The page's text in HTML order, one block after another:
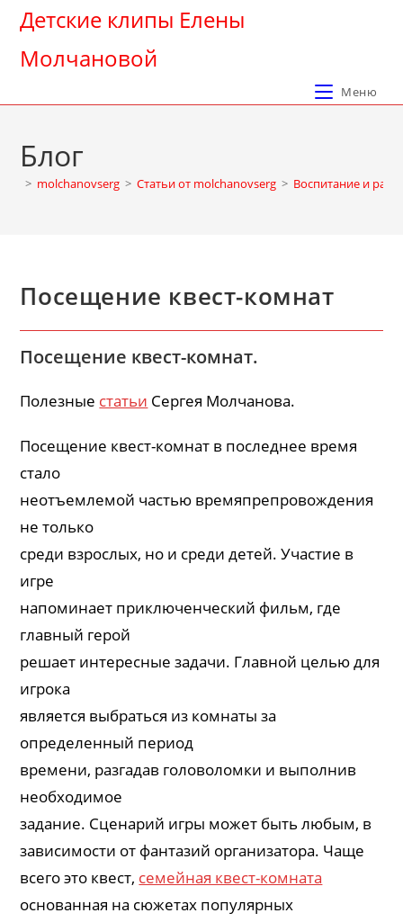
Перейти
содержимому
Детские клипы Елены
Молчановой
Меню
Блог
> molchanovserg > Cтатьи от molchanovserg > Воспитание и
Посещение квест-комнат
Посещение квест-комнат.
Полезные статьи Сергея Молчанова.
Посещение квест-комнат в последнее время
стало
неотъемлемой частью времяпрепровождения
не только
среди взрослых, но и среди детей. Участие в
игре
напоминает приключенческий фильм, где
главный герой
решает интересные задачи. Главной целью для
игрока
является выбраться из комнаты за
определенный период
времени, разгадав головоломки и выполнив
необходимое
задание. Сценарий игры может быть любым, в
зависимости от фантазий организатора. Чаще
всего это квест, семейная квест-комната
основанная на сюжетах популярных